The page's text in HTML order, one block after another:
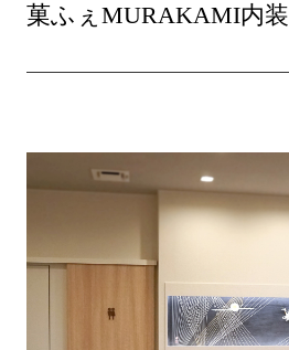
菓ふぇMURAKAMI内装